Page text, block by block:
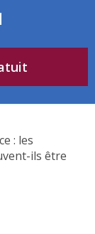
: les
ils être